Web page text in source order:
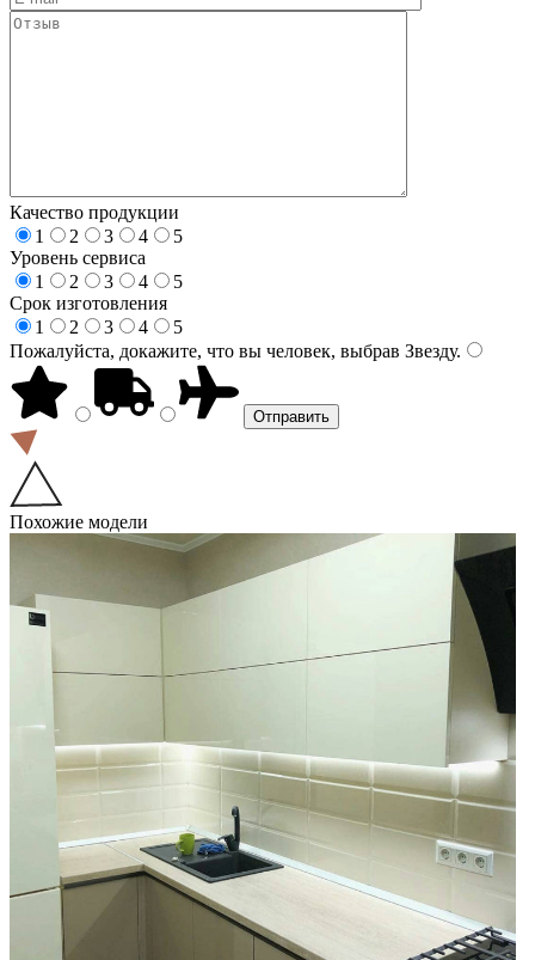
Качество продукции
1
2 3 4
5
Уровень сервиса
1
2 3 4
5
Срок изготовления
1
2 3 4
5
Пожалуйста, докажите, что вы человек, выбрав Звезду.
Похожие модели